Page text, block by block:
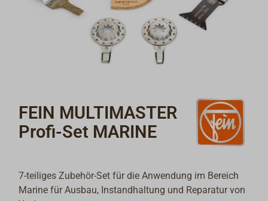
FEIN MULTIMASTER
Profi-Set MARINE
7-teiliges Zubehör-Set für die Anwendung im Bereich
Marine für Ausbau, Instandhaltung und Reparatur von